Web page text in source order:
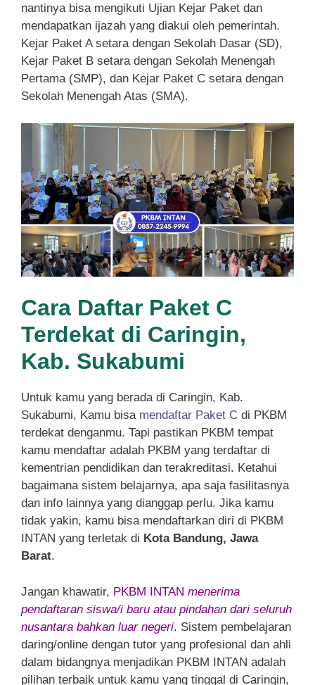
nantinya bisa mengikuti Ujian Kejar Paket dan
mendapatkan ijazah yang diakui oleh pemerintah.
Kejar Paket A setara dengan Sekolah Dasar (SD),
Kejar Paket B setara dengan Sekolah Menengah
Pertama (SMP), dan Kejar Paket C setara dengan
Sekolah Menengah Atas (SMA).
Cara Daftar Paket C
Terdekat di Caringin,
Kab. Sukabumi
Untuk kamu yang berada di Caringin, Kab.
Sukabumi, Kamu bisa mendaftar Paket C di PKBM
terdekat denganmu. Tapi pastikan PKBM tempat
kamu mendaftar adalah PKBM yang terdaftar di
kementrian pendidikan dan terakreditasi. Ketahui
bagaimana sistem belajarnya, apa saja fasilitasnya
dan info lainnya yang dianggap perlu. Jika kamu
tidak yakin, kamu bisa mendaftarkan diri di PKBM
INTAN yang terletak di Kota Bandung, Jawa
Barat.
Jangan khawatir, PKBM INTAN menerima
pendaftaran siswa/i baru atau pindahan dari seluruh
nusantara bahkan luar negeri. Sistem pembelajaran
daring/online dengan tutor yang profesional dan ahli
dalam bidangnya menjadikan PKBM INTAN adalah
pilihan terbaik untuk kamu yang tinggal di Caringin,